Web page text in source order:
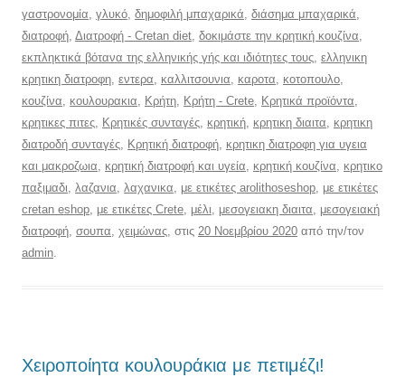
γαστρονομία γλυκό δημοφιλή μπαχαρικά διάσημα μπαχαρικά
διατροφή Διατροφή - Cretan diet δοκιμάστε την κρητική κουζίνα
εκπληκτικά βότανα της ελληνικής γής και ιδιότητες τους ελληνικη
κρητικη διατροφη εντερα καλλιτσουνια καροτα κοτοπουλο
κουζίνα
κουλουρακια Κρήτη Κρήτη - Crete Κρητικά προϊόντα
κρητικες πιτες Κρητικές συνταγές κρητική κρητικη διαιτα
κρητικη
διατροδή συνταγές Κρητική διατροφή κρητικη διατροφη για υγεια
και μακροζωια
κρητική διατροφή και υγεία κρητική κουζίνα
κρητικο
παξιμαδι λαζανια λαχανικα με ετικέτες arolithoseshop με ετικέτες
cretan eshop με ετικέτες Crete μέλι μεσογειακη διαιτα
μεσογειακή
διατροφή σουπα χειμώνας , στις 20 Νοεμβρίου 2020 από την/τον
admin
Χειροποίητα κουλουράκια με πετιμέζι!